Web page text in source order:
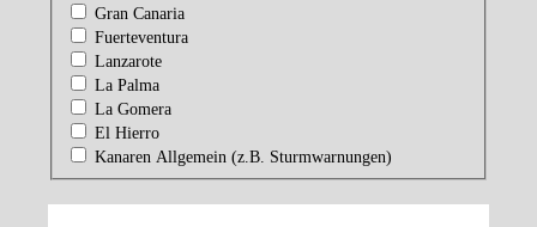
Gran Canaria
Fuerteventura
Lanzarote
La Palma
La Gomera
El Hierro
Kanaren Allgemein (z.B. Sturmwarnungen)